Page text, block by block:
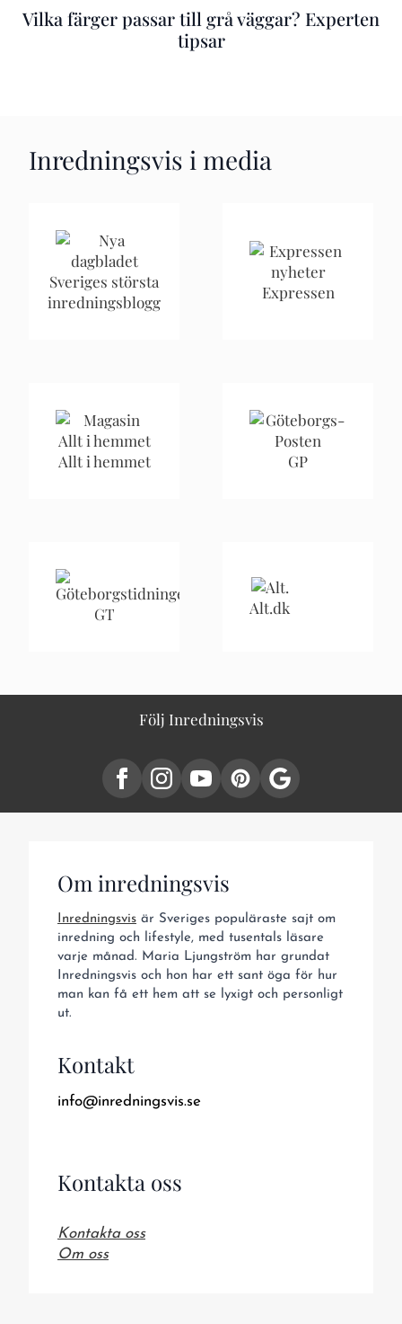
Vilka färger passar till grå väggar? Experten
tipsar
Inredningsvis i media
Sveriges största
inredningsblogg
Expressen
Allt i hemmet GP
GT Alt.dk
Följ Inredningsvis
Om inredningsvis
Inredningsvis är Sveriges populäraste sajt om
inredning och lifestyle, med tusentals läsare
varje månad. Maria Ljungström har grundat
Inredningsvis och hon har ett sant öga för hur
man kan få ett hem att se lyxigt och personligt
ut.
Kontakt
info@inredningsvis.se
Kontakta oss
Kontakta oss
Om oss